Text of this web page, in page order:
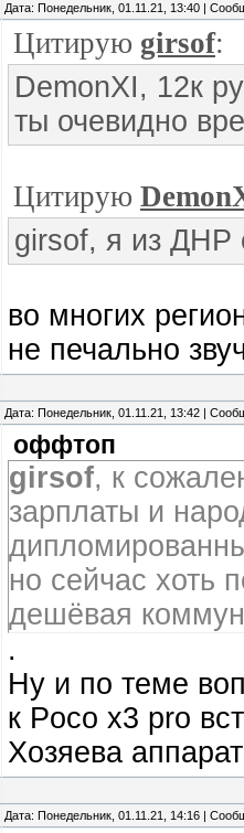
Дата: Понедельник, 01.11.21, 13:40 |
Цитирую girsof:
DemonXI, 12к
ты очевидно
Цитирую
girsof, я из ДНР
во многих
не печально
Дата: Понедельник, 01.11.21, 13:42 |
оффтоп
girsof, к
зарплаты и
но сейчас хоть
дешёвая
.
Ну и по теме
к Poco x3 pro
Хозяева
Дата: Понедельник, 01.11.21, 14:16 |